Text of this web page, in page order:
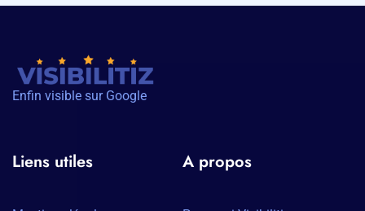
Enfin visible sur Google
Liens utiles A propos